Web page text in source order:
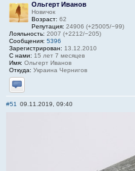
Ольгерт Иванов
Новичок
Возраст: 62
Репутация: 24906 (+25005/−99)
Лояльность: 2007 (+2212/−205)
Сообщения: 5396
Зарегистрирован: 13.12.2010
С нами: 15 лет 7 месяцев
Имя: Ольгерт Иванов
Откуда: Украина Чернигов
Отправить личное сообщение
#51 09.11.2019, 09:40